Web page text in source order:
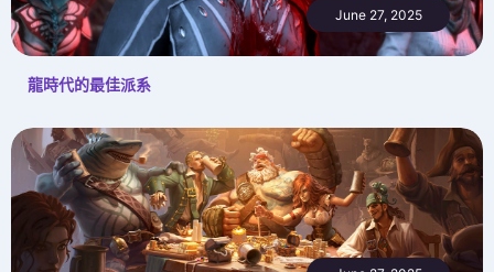
June 27, 2025
龍時代的最佳派系